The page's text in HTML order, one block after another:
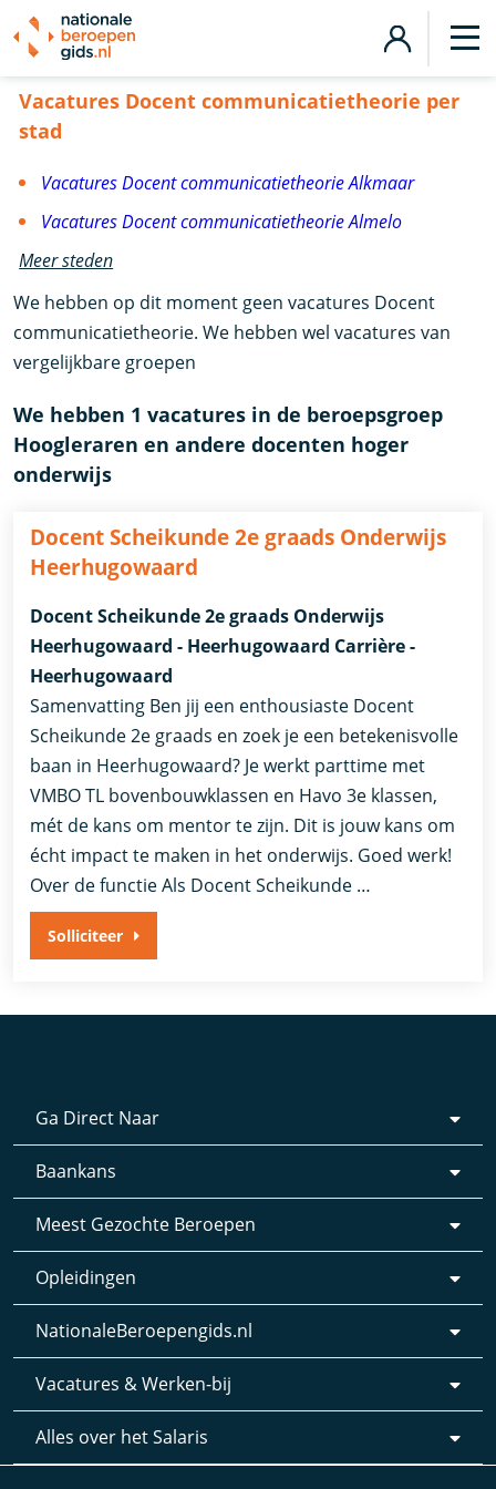
Vacatures Docent communicatietheorie
Vacatures Docent communicatietheorie per
stad
Vacatures Docent communicatietheorie Alkmaar
Vacatures Docent communicatietheorie Almelo
Meer steden
We hebben op dit moment geen vacatures Docent
communicatietheorie. We hebben wel vacatures van
vergelijkbare groepen
We hebben 1 vacatures in de beroepsgroep
Hoogleraren en andere docenten hoger
onderwijs
Docent Scheikunde 2e graads Onderwijs
Heerhugowaard
Docent Scheikunde 2e graads Onderwijs
Heerhugowaard - Heerhugowaard Carrière -
Heerhugowaard
Samenvatting Ben jij een enthousiaste Docent
Scheikunde 2e graads en zoek je een betekenisvolle
baan in Heerhugowaard? Je werkt parttime met
VMBO TL bovenbouwklassen en Havo 3e klassen,
mét de kans om mentor te zijn. Dit is jouw kans om
écht impact te maken in het onderwijs. Goed werk!
Over de functie Als Docent Scheikunde …
Solliciteer
Ga Direct Naar
Baankans
Meest Gezochte Beroepen
Opleidingen
NationaleBeroepengids.nl
Vacatures & Werken-bij
Alles over het Salaris